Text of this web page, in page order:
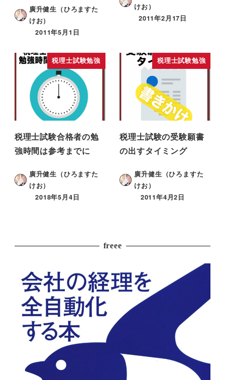
廣升健生（ひろますた
けお）
2011年5月1日
けお）
2011年2月17日
税理士試験勉強
税理士試験合格者の勉
強時間は参考までに
廣升健生（ひろますた
けお）
2018年5月4日
税理士試験勉強
税理士試験の受験願書
の出すタイミング
廣升健生（ひろますた
けお）
2011年4月2日
freee